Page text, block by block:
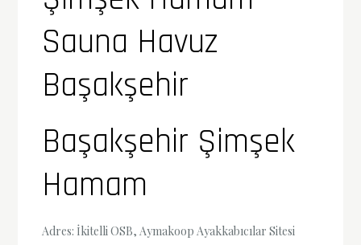
Sauna Havuz
Başakşehir
Başakşehir Şimşek
Hamam
Adres: İkitelli OSB, Aymakoop Ayakkabıcılar Sitesi